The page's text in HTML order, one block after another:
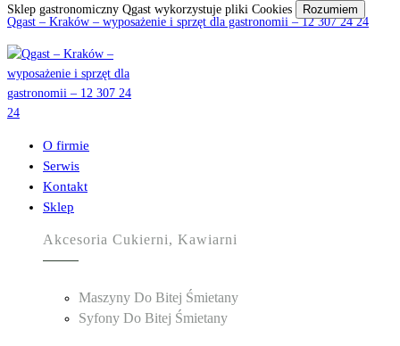
Qgast – Kraków – wyposażenie i sprzęt dla gastronomii – 12 307 24 24
O firmie
Serwis
Kontakt
Sklep
Akcesoria Cukierni, Kawiarni
Maszyny Do Bitej Śmietany
Syfony Do Bitej Śmietany
Sklep gastronomiczny Qgast wykorzystuje pliki Cookies Rozumiem